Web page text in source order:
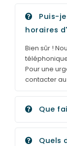
Puis-
horaires
Bien sûr !
Pour une
contacter au
Que
Quels